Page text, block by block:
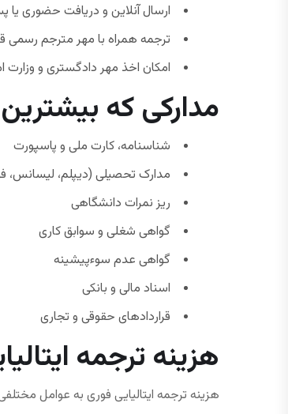
ارسال آنلاین و دریافت حضوری یا
ترجمه همراه با مهر مترجم رسمی
امکان اخذ مهر دادگستری و وزارت
مدارکی که بیشترین
شناسنامه، کارت ملی و پاسپورت
مدارک تحصیلی (دیپلم، لیسانس،
ریز نمرات دانشگاهی
گواهی شغلی و سوابق کاری
گواهی عدم سوءپیشینه
اسناد مالی و بانکی
قراردادهای حقوقی و تجاری
هزینه ترجمه
هزینه ترجمه ایتالیایی فوری به عوامل